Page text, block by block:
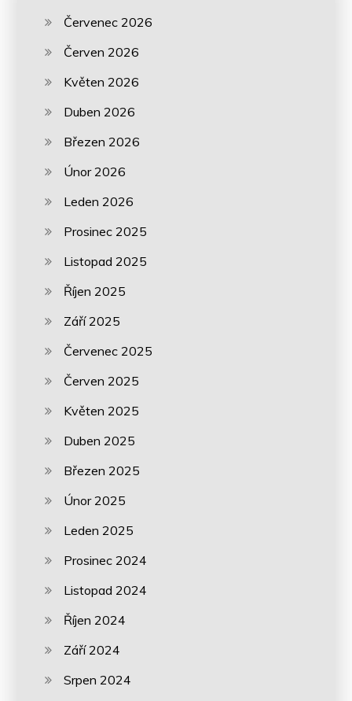
Červenec 2026
Červen 2026
Květen 2026
Duben 2026
Březen 2026
Únor 2026
Leden 2026
Prosinec 2025
Listopad 2025
Říjen 2025
Září 2025
Červenec 2025
Červen 2025
Květen 2025
Duben 2025
Březen 2025
Únor 2025
Leden 2025
Prosinec 2024
Listopad 2024
Říjen 2024
Září 2024
Srpen 2024